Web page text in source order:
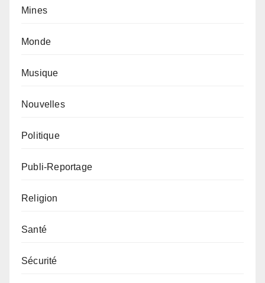
Mines
Monde
Musique
Nouvelles
Politique
Publi-Reportage
Religion
Santé
Sécurité